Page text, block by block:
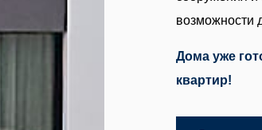
возможности
Дома уже
квартир!